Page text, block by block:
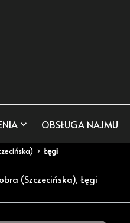
OBSŁUGA NAJMU
Łęgi
(Szczecińska), Łęgi